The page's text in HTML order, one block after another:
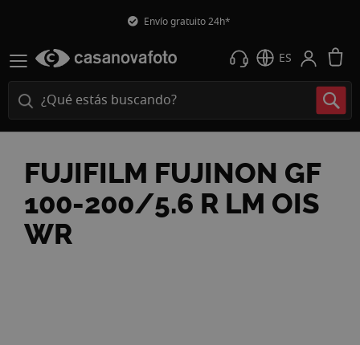
Envío gratuito 24h*
ES
FUJIFILM FUJINON GF
100-200/5.6 R LM OIS
WR